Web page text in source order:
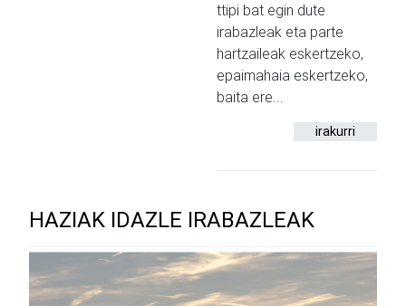
ttipi bat egin dute
irabazleak eta parte
hartzaileak eskertzeko,
epaimahaia eskertzeko,
baita ere...
irakurri
HAZIAK IDAZLE IRABAZLEAK